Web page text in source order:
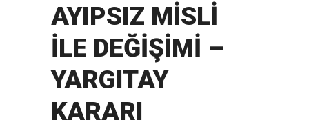
AYIPSIZ MİSLİ
İLE DEĞİŞİMİ –
YARGITAY
KARARI